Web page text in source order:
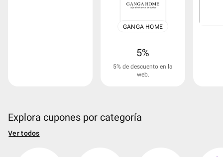
GANGA HOME
5%
5% de descuento en la
web.
Explora cupones por categoría
Ver todos